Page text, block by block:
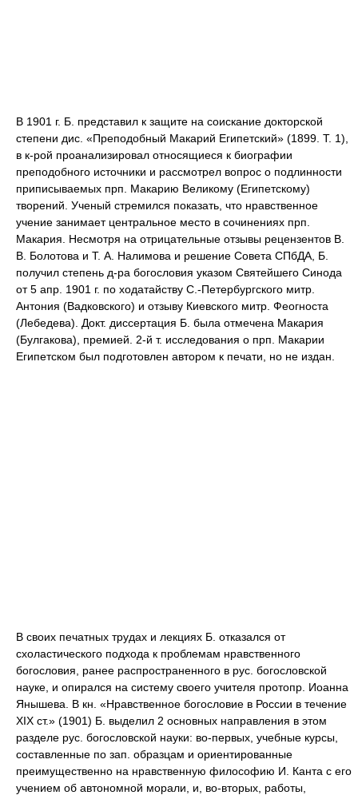
В 1901 г. Б. представил к защите на соискание докторской
степени дис. «Преподобный Макарий Египетский» (1899. Т. 1),
в к-рой проанализировал относящиеся к биографии
преподобного источники и рассмотрел вопрос о подлинности
приписываемых прп. Макарию Великому (Египетскому)
творений. Ученый стремился показать, что нравственное
учение занимает центральное место в сочинениях прп.
Макария. Несмотря на отрицательные отзывы рецензентов В.
В. Болотова и Т. А. Налимова и решение Совета СПбДА, Б.
получил степень д-ра богословия указом Святейшего Синода
от 5 апр. 1901 г. по ходатайству С.-Петербургского митр.
Антония (Вадковского) и отзыву Киевского митр. Феогноста
(Лебедева). Докт. диссертация Б. была отмечена Макария
(Булгакова), премией. 2-й т. исследования о прп. Макарии
Египетском был подготовлен автором к печати, но не издан.
В своих печатных трудах и лекциях Б. отказался от
схоластического подхода к проблемам нравственного
богословия, ранее распространенного в рус. богословской
науке, и опирался на систему своего учителя протопр. Иоанна
Янышева. В кн. «Нравственное богословие в России в течение
XIX ст.» (1901) Б. выделил 2 основных направления в этом
разделе рус. богословской науки: во-первых, учебные курсы,
составленные по зап. образцам и ориентированные
преимущественно на нравственную философию И. Канта с его
учением об автономной морали, и, во-вторых, работы,